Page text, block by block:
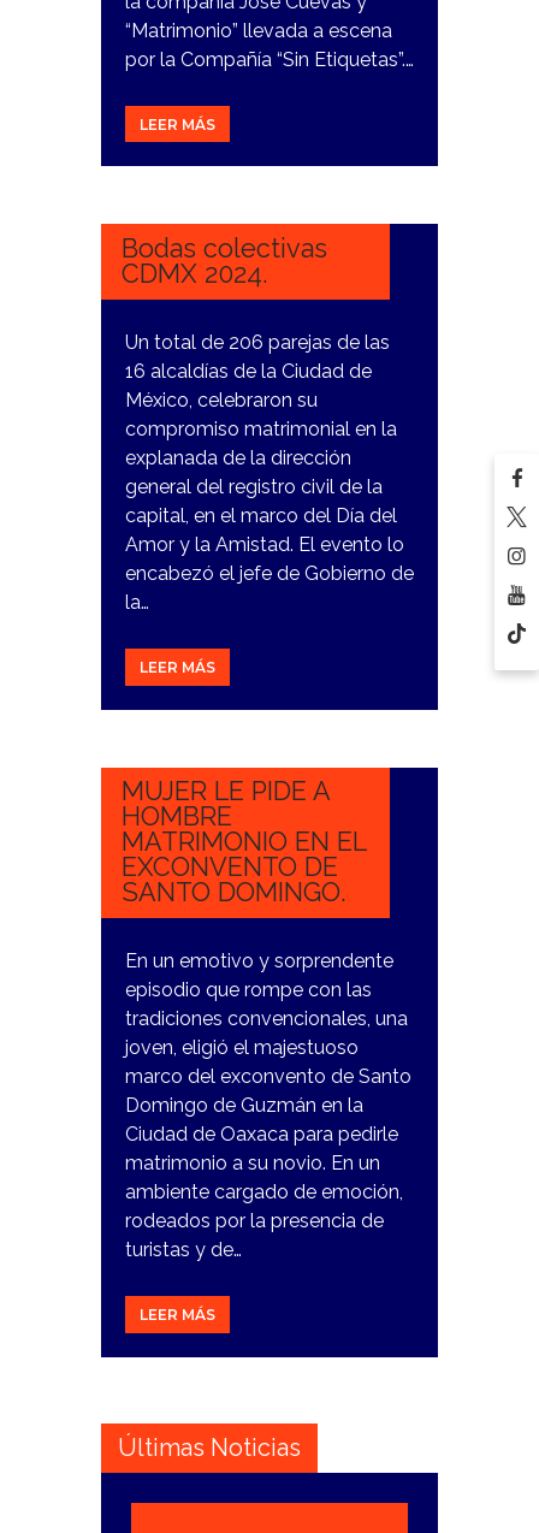
“Matrimonio” llevada a escena
por la Compañía “Sin Etiquetas”.…
LEER MÁS
15
Bodas colectivas
CDMX 2024.
Un total de 206 parejas de las
16 alcaldías de la Ciudad de
México, celebraron su
compromiso matrimonial en la
explanada de la dirección
general del registro civil de la
capital, en el marco del Día del
Amor y la Amistad. El evento lo
encabezó el jefe de Gobierno de
la…
LEER MÁS
20
MUJER LE PIDE A
HOMBRE
MATRIMONIO EN EL
EXCONVENTO DE
SANTO DOMINGO.
En un emotivo y sorprendente
episodio que rompe con las
tradiciones convencionales, una
joven, eligió el majestuoso
marco del exconvento de Santo
Domingo de Guzmán en la
Ciudad de Oaxaca para pedirle
matrimonio a su novio. En un
ambiente cargado de emoción,
rodeados por la presencia de
turistas y de…
LEER MÁS
Últimas Noticias